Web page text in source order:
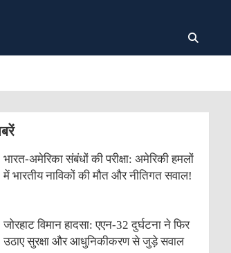
भारत-अमेरिका संबंधों की परीक्षा: अमेरिकी हमलों
में भारतीय नाविकों की मौत और नीतिगत सवाल!
जोरहाट विमान हादसा: एएन-32 दुर्घटना ने फिर
उठाए सुरक्षा और आधुनिकीकरण से जुड़े सवाल